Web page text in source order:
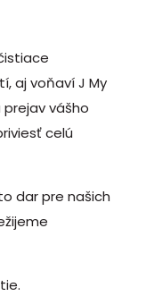
aj voňaví J My
vášho
celú
dar pre našich